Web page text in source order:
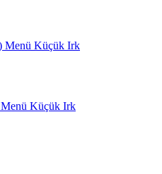
Menü Küçük Irk
Küçük Irk